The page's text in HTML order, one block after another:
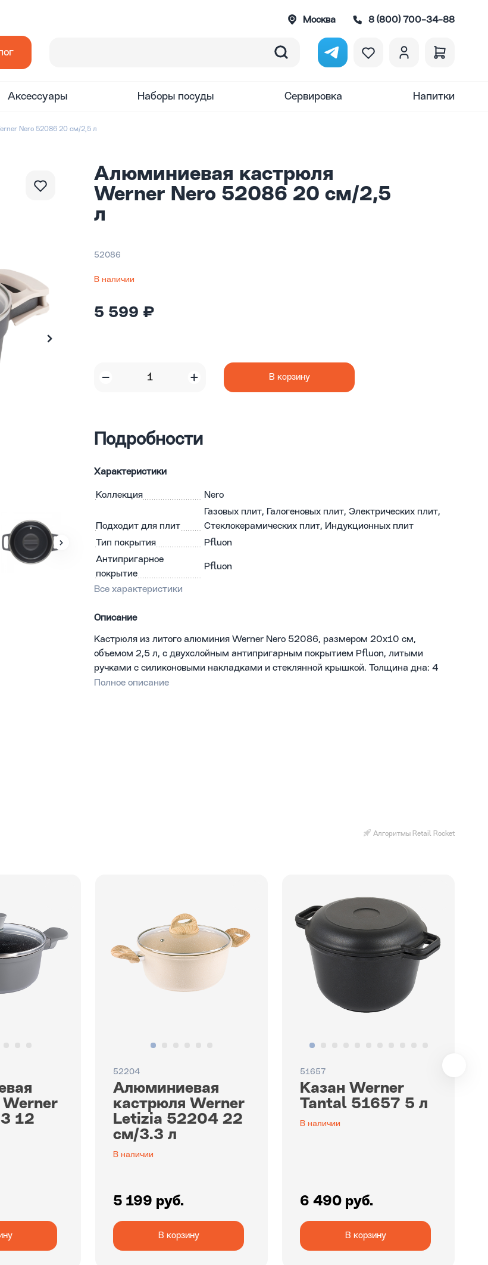
Москва 8 (800) 700-34-88
Аксессуары Наборы посуды Сервировка Напитки
Nero 52086 20 см/2,5 л
Алюминиевая кастрюля
Werner Nero 52086 20 см/2,5
л
52086
В наличии
5 599 ₽
В корзину
Подробности
Характеристики
Коллекция Nero
Подходит для плит
Газовых плит, Галогеновых плит, Электрических плит,
Стеклокерамических плит, Индукционных плит
Тип покрытия
Pfluon
Антипригарное
покрытие
Pfluon
Все характеристики
Описание
Кастрюля из литого алюминия Werner Nero 52086, размером 20x10 см,
объемом 2,5 л, с двухслойным антипригарным покрытием Pfluon, литыми
ручками с силиконовыми накладками и стеклянной крышкой. Толщина дна: 4
мм, стенок 1,5 мм.
Полное описание
Алгоритмы Retail Rocket
Werner
12
52204
Алюминиевая
кастрюля Werner
Letizia 52204 22
см/3.3 л
В наличии
5 199 руб.
В корзину
51657
Казан Werner
Tantal 51657 5 л
В наличии
6 490 руб.
В корзину